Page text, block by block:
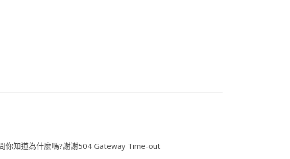
你知道為什麼嗎?謝謝504 Gateway Time-out